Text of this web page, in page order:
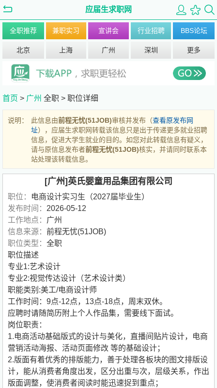
应届生求职网
全职推荐 兼职实习 宣讲会 行业招聘 BBS论坛
北京 上海 广州 深圳 更多
首页 > 广州 全职 > 职位详细
说明： 此信息由前程无忧(51JOB)审核并发布（查看原发布网
址），应届生求职网转载该信息只是出于传递更多就业招聘
信息，促进大学生就业的目的。如您对此转载信息有疑义，
请与原信息发布者前程无忧(51JOB)核实，并请同时联系本
站处理该转载信息。
[广州]英氏婴童用品集团有限公司
职位：
电商设计实习生（2027届毕业生）
发布时间： 2026-05-12
工作地点： 广州
信息来源： 前程无忧(51JOB)
职位类型： 全职
职位描述
专业1:艺术设计
专业2:视觉传达设计（艺术设计类）
职能类别:美工/电商设计师
工作时间：9点-12点，13点-18点，周末双休。
应聘时请随简历附上个人作品集，需要线下面试。
岗位职责：
1.电商活动基础版式的设计与美化，直播间贴片设计，电商
营销活动海报、活动页面修改 等的基础设计；
2.版面有着优秀的排版能力，善于处理各板块的图文排版设
计，能从消费者角度出发，区分出重与次，层级关系，作出
版面调整，使消费者阅读时能迅速捉到重点；